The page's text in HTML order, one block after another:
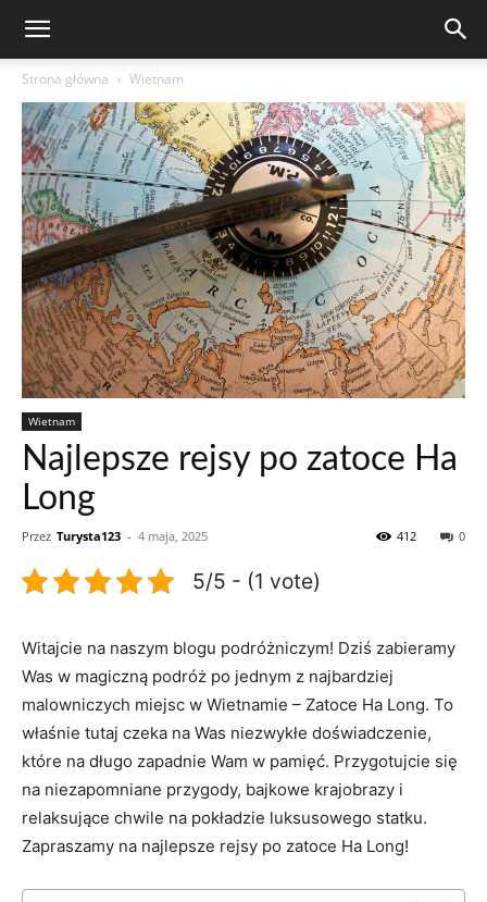
Strona główna Wietnam
Wietnam
Najlepsze rejsy po zatoce Ha
Long
Przez Turysta123 - 4 maja, 2025 0
412
5/5 - (1 vote)
Witajcie‌ na naszym blogu podróżniczym!⁤ Dziś zabieramy
Was w ‌magiczną ​podróż po ⁤jednym ​z‌ najbardziej
malowniczych miejsc w Wietnamie – ‌Zatoce Ha Long. To ​
właśnie tutaj czeka na Was niezwykłe doświadczenie,
które na długo ​zapadnie Wam w pamięć. Przygotujcie się
na niezapomniane przygody, bajkowe krajobrazy i
⁢relaksujące chwile na pokładzie luksusowego statku.
Zapraszamy na‍ najlepsze rejsy ‌po​ zatoce ⁣Ha Long!